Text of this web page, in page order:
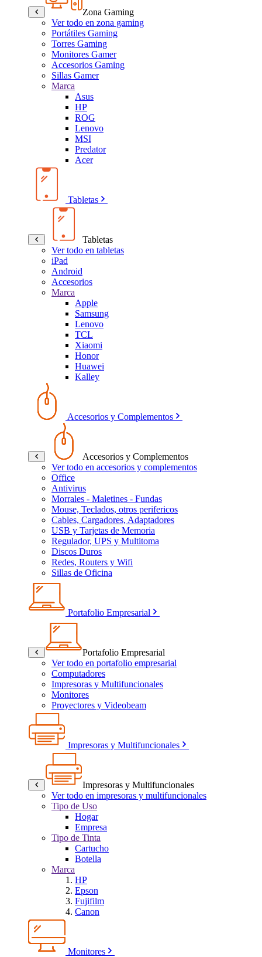
Zona Gaming
Ver todo en zona gaming
Portátiles Gaming
Torres Gaming
Monitores Gamer
Accesorios Gaming
Sillas Gamer
Marca
Asus
HP
ROG
Lenovo
MSI
Predator
Acer
Tabletas
Tabletas
Ver todo en tabletas
iPad
Android
Accesorios
Marca
Apple
Samsung
Lenovo
TCL
Xiaomi
Honor
Huawei
Kalley
Accesorios y Complementos
Accesorios y Complementos
Ver todo en accesorios y complementos
Office
Antivirus
Morrales - Maletines - Fundas
Mouse, Teclados, otros perifericos
Cables, Cargadores, Adaptadores
USB y Tarjetas de Memoria
Regulador, UPS y Multitoma
Discos Duros
Redes, Routers y Wifi
Sillas de Oficina
Portafolio Empresarial
Portafolio Empresarial
Ver todo en portafolio empresarial
Computadores
Impresoras y Multifuncionales
Monitores
Proyectores y Videobeam
Impresoras y Multifuncionales
Impresoras y Multifuncionales
Ver todo en impresoras y multifuncionales
Tipo de Uso
Hogar
Empresa
Tipo de Tinta
Cartucho
Botella
Marca
HP
Epson
Fujifilm
Canon
Monitores